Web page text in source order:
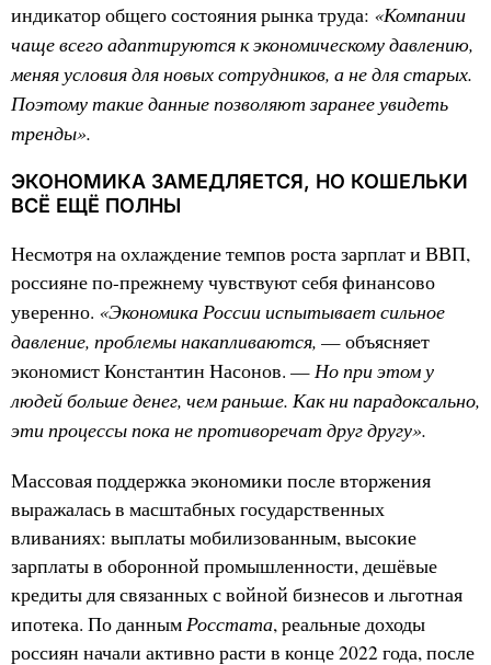
индикатор общего состояния рынка труда: «Компании
чаще всего адаптируются к экономическому давлению,
меняя условия для новых сотрудников, а не для старых.
Поэтому такие данные позволяют заранее увидеть
тренды».
ЭКОНОМИКА ЗАМЕДЛЯЕТСЯ, НО КОШЕЛЬКИ
ВСЁ ЕЩЁ ПОЛНЫ
Несмотря на охлаждение темпов роста зарплат и ВВП,
россияне по-прежнему чувствуют себя финансово
уверенно. «Экономика России испытывает сильное
давление, проблемы накапливаются, — объясняет
экономист Константин Насонов. —Но при этом у
людей больше денег, чем раньше. Как ни парадоксально,
эти процессы пока не противоречат друг другу».
Массовая поддержка экономики после вторжения
выражалась в масштабных государственных
вливаниях: выплаты мобилизованным, высокие
зарплаты в оборонной промышленности, дешёвые
кредиты для связанных с войной бизнесов и льготная
ипотека. По даннымРосстата, реальные доходы
россиян начали активно расти в конце 2022 года, после